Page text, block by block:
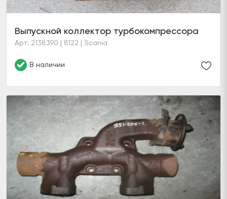
Выпускной коллектор турбокомпрессора
Арт: 2138390 | 8122 | Scania
В наличии